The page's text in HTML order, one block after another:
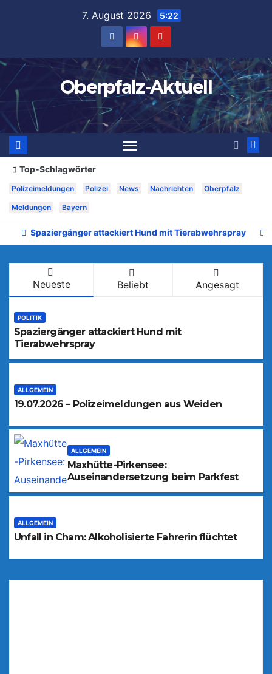
7. August 2026 5:22
Oberpfalz-Aktuell
Top-Schlagwörter
Polizeimeldungen Polizei News Nachrichten Oberpfalz
Meldungen Bayern
Spaziergänger attackiert Hund mit Tierabwehrspray
Neueste Beliebt Angesagt
POLITIK
Spaziergänger attackiert Hund mit
Tierabwehrspray
ALLGEMEIN
19.07.2026 – Polizeimeldungen aus Weiden
ALLGEMEIN
Maxhütte-Pirkensee:
Auseinandersetzung beim Parkfest
ALLGEMEIN
Unfall in Cham: Alkoholisierte Fahrerin flüchtet